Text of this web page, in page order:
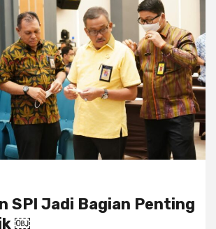
SPI Jadi Bagian Penting
￼